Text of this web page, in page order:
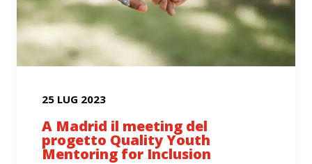
25 LUG 2023
A Madrid il meeting del
progetto Quality Youth
Mentoring for Inclusion